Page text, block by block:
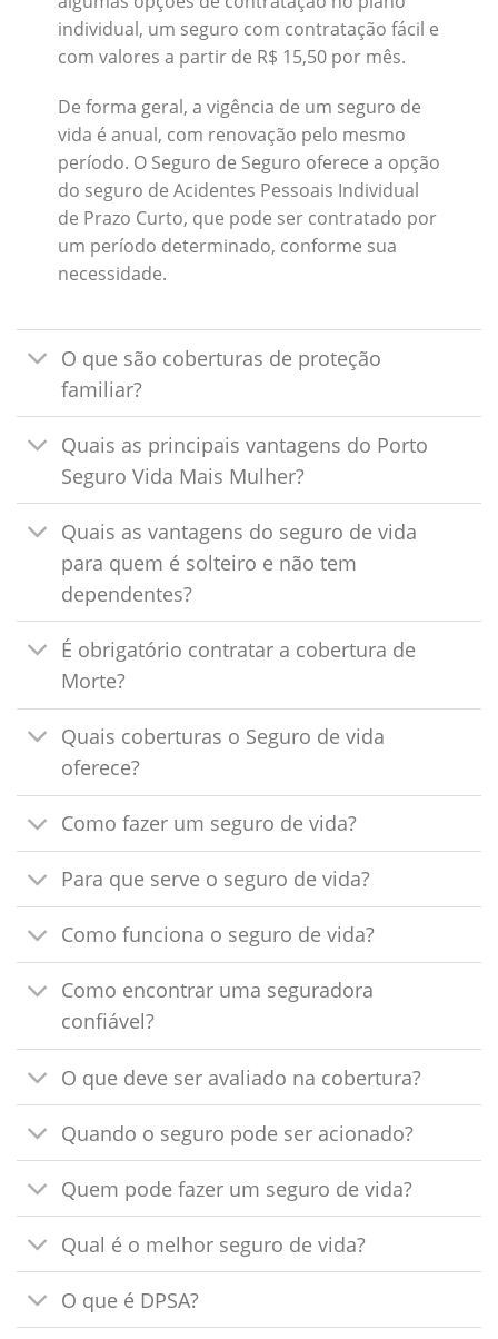
individual, um seguro com contratação fácil e
com valores a partir de R$ 15,50 por mês.
De forma geral, a vigência de um seguro de
vida é anual, com renovação pelo mesmo
período. O Seguro de Seguro oferece a opção
do seguro de Acidentes Pessoais Individual
de Prazo Curto, que pode ser contratado por
um período determinado, conforme sua
necessidade.
O que são coberturas de proteção
familiar?
Quais as principais vantagens do Porto
Seguro Vida Mais Mulher?
Quais as vantagens do seguro de vida
para quem é solteiro e não tem
dependentes?
É obrigatório contratar a cobertura de
Morte?
Quais coberturas o Seguro de vida
oferece?
Como fazer um seguro de vida?
Para que serve o seguro de vida?
Como funciona o seguro de vida?
Como encontrar uma seguradora
confiável?
O que deve ser avaliado na cobertura?
Quando o seguro pode ser acionado?
Quem pode fazer um seguro de vida?
Qual é o melhor seguro de vida?
O que é DPSA?